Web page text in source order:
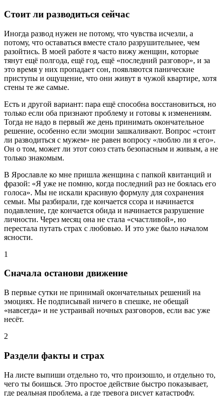
Стоит ли разводиться сейчас
Иногда развод нужен не потому, что чувства исчезли, а
потому, что оставаться вместе стало разрушительнее, чем
разойтись. В моей работе я часто вижу женщин, которые
тянут ещё полгода, ещё год, ещё «последний разговор», и за
это время у них пропадает сон, появляются панические
приступы и ощущение, что они живут в чужой квартире, хотя
стены те же самые.
Есть и другой вариант: пара ещё способна восстановиться, но
только если оба признают проблему и готовы к изменениям.
Тогда не надо в первый же день принимать окончательное
решение, особенно если эмоции зашкаливают. Вопрос «стоит
ли разводиться с мужем» не равен вопросу «люблю ли я его».
Он о том, может ли этот союз стать безопасным и живым, а не
только знакомым.
В Ярославле ко мне пришла женщина с папкой квитанций и
фразой: «Я уже не помню, когда последний раз не боялась его
голоса». Мы не искали красивую формулу для сохранения
семьи. Мы разбирали, где кончается ссора и начинается
подавление, где кончается обида и начинается разрушение
личности. Через месяц она не стала «счастливой», но
перестала путать страх с любовью. И это уже было началом
ясности.
1
Сначала останови движение
В первые сутки не принимай окончательных решений на
эмоциях. Не подписывай ничего в спешке, не обещай
«навсегда» и не устраивай ночных разговоров, если вас уже
несёт.
2
Раздели факты и страх
На листе выпиши отдельно то, что произошло, и отдельно то,
чего ты боишься. Это простое действие быстро показывает,
где реальная проблема, а где тревога рисует катастрофу.